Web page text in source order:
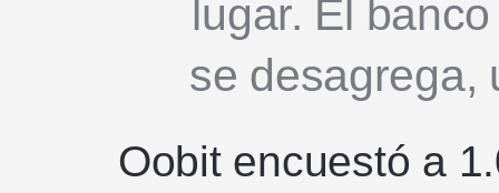
lugar. El
se desagrega,
Oobit encuestó a